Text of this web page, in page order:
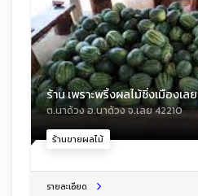
ร้านขายผลไม้
ร้าน เพราะพริ้งผลไม้ซิ่งเมืองเลย
ต.นาด้วง อ.นาด้วง จ.เลย 42210
รายละเอียด